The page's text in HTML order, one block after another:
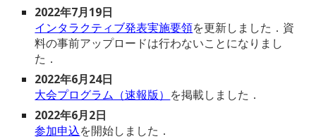
2022年7月19日
インタラクティブ発表実施要領を更新しました．資
料の事前アップロードは行わないことになりまし
た．
2022年6月24日
大会プログラム（速報版） を掲載しました．
2022年6月2日
参加申込を開始しました．